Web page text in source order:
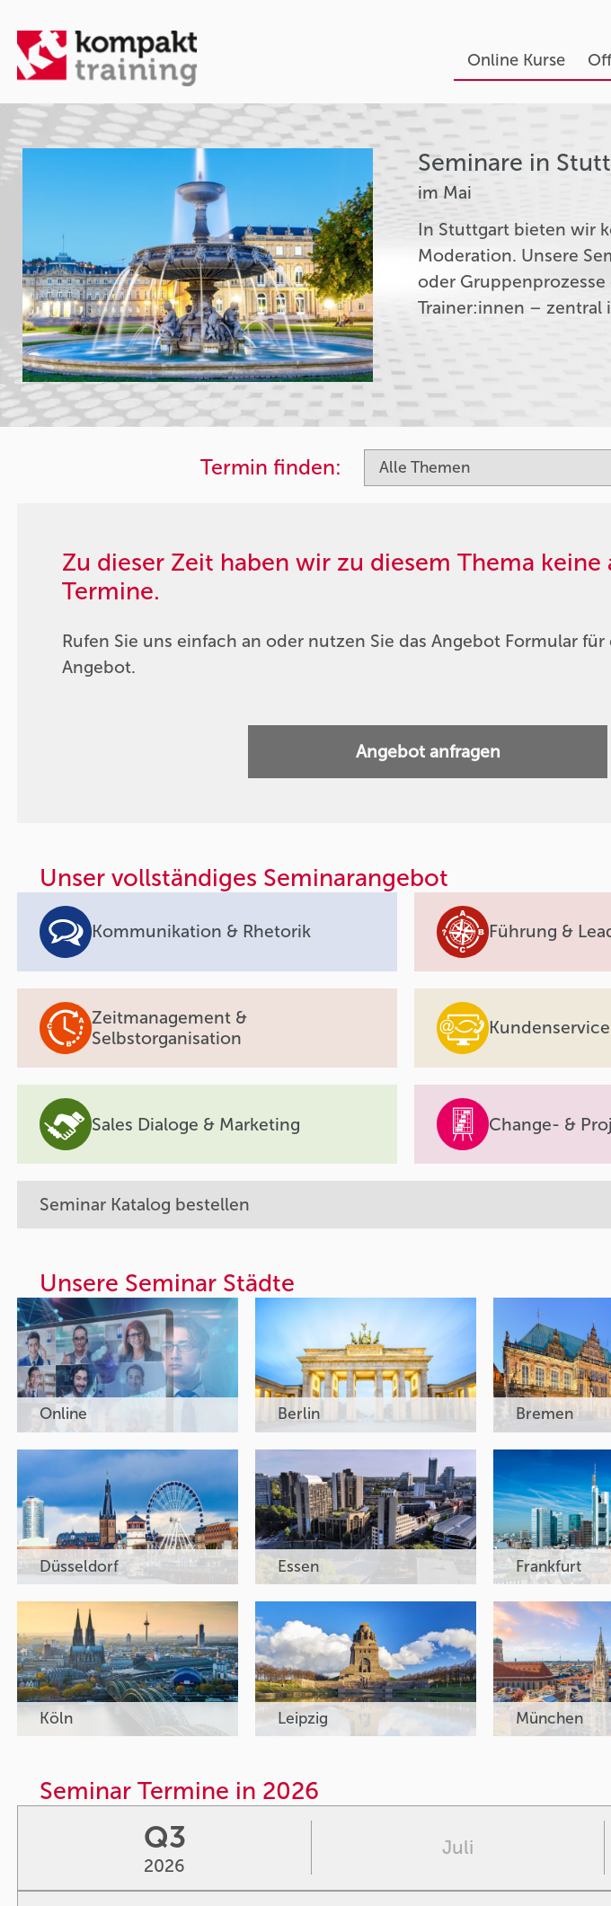
Online Kurse
Seminare in
im Mai
In Stuttgart bieten wir
Moderation. Unsere
oder
Trainer:innen – zentral
Termin finden:
Zu dieser Zeit haben wir zu diesem Thema keine
Termine.
Rufen Sie uns einfach an oder nutzen Sie das Angebot Formular
Angebot.
Angebot anfragen
Unser vollständiges Seminarangebot
Kommunikation & Rhetorik Führung &
Zeitmanagement &
Selbstorganisation
Sales Dialoge & Marketing Change- &
Seminar Katalog bestellen
Unsere Seminar Städte
Online Berlin Bremen
Düsseldorf Essen Frankfurt
Köln Leipzig München
Seminar Termine in 2026
Q3
2026
Juli